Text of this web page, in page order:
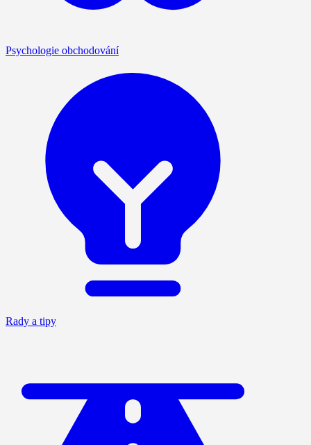
Psychologie obchodování
Rady a tipy